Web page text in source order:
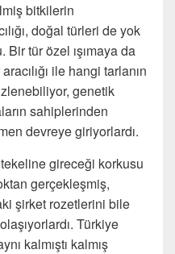
bitkilerin
doğal türleri de yok
Bir tür özel ışımaya da
ile hangi tarlanın
genetik
sahiplerinden
devreye giriyorlardı.
gireceği korkusu
gerçekleşmiş,
şirket rozetlerini bile
Türkiye
kalmıştı kalmış